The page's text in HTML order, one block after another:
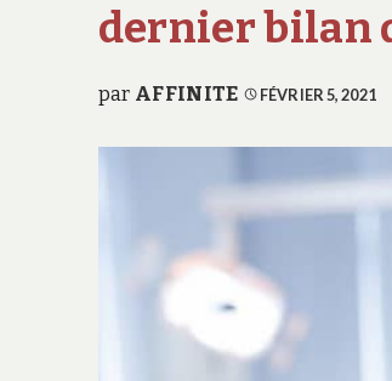
dernier bilan
par AFFINITE FÉVRIER 5, 2021